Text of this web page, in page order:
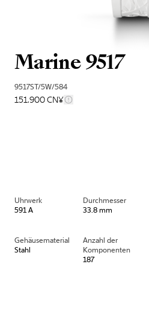
Marine 9517
9517ST/5W/584
151.900 CN¥
Uhrwerk
591 A
Durchmesser
33.8 mm
Gehäusematerial
Stahl
Anzahl der
Komponenten
187